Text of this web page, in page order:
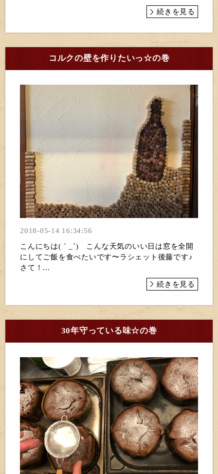
続きを見る
コルクの壁を作りたいっ☆の巻
2018-05-14 16:34:56
こんにちは(｀_´)ゞこんな天気のいい日は窓を全開
にしてご飯を食べたいです〜ラシェット後藤です♪
さて！...
続きを見る
30年守っている味☆の巻